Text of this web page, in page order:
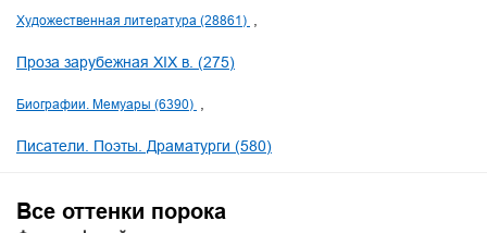
Художественная литература (28861)
Проза зарубежная XIX в. (275)
Биографии. Мемуары (6390)
Писатели. Поэты. Драматурги (580)
Все оттенки порока